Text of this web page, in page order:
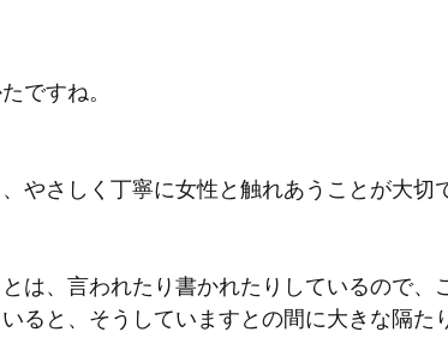
ですね。
やさしく丁寧に女性と触れあうことが大切
は、言われたり書かれたりしているので、
ると、そうしていますとの間に大きな隔た